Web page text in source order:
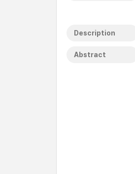
Description
Abstract